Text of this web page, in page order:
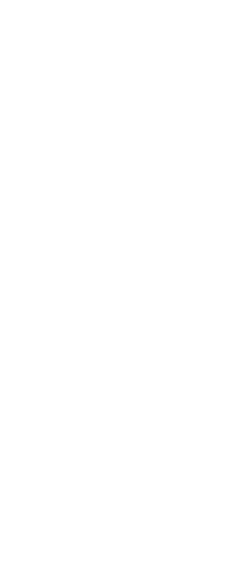
La Confederación
emergencia la
como consecuencia
de noviembre. Unos
previsto comenzar
Con motivo de las
distintas zonas de la
puntos a los 100
afecciones en varios